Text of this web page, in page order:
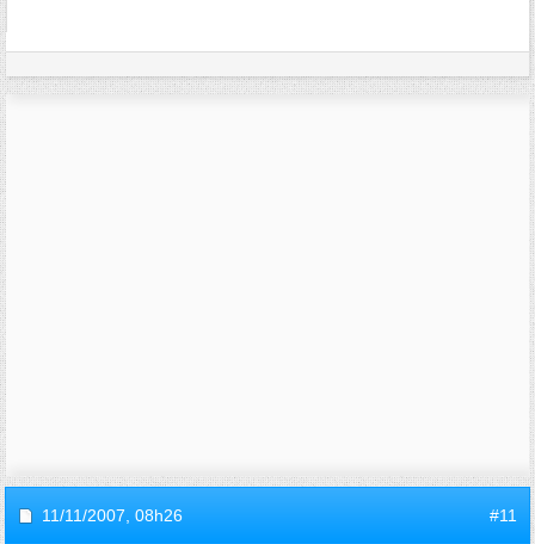
11/11/2007, 08h26 #11